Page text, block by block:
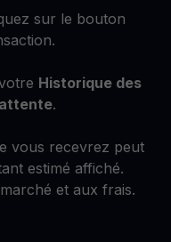
sur le bouton
Historique des
.
vous recevrez peut
estimé affiché.
et aux frais.